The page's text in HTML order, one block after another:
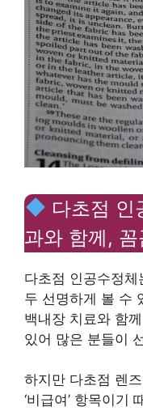
다초점 인
과와 함께,
다초점 인공수정
두 선명하게 볼 수
백내장 치료와 함
있어 많은 분들이
하지만 다초점 렌
‘비급여’ 항목이기